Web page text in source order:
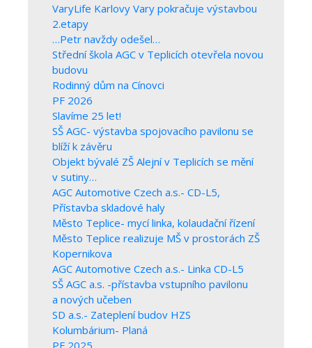
VaryLife Karlovy Vary pokračuje výstavbou
2.etapy
…Petr navždy odešel…
Střední škola AGC v Teplicích otevřela novou
budovu
Rodinný dům na Cínovci
PF 2026
Slavíme 25 let!
SŠ AGC- výstavba spojovacího pavilonu se
blíží k závěru
Objekt bývalé ZŠ Alejní v Teplicích se mění
v sutiny…
AGC Automotive Czech a.s.- CD-L5,
Přístavba skladové haly
Město Teplice- mycí linka, kolaudační řízení
Město Teplice realizuje MŠ v prostorách ZŠ
Kopernikova
AGC Automotive Czech a.s.- Linka CD-L5
SŠ AGC a.s. -přístavba vstupního pavilonu
a nových učeben
SD a.s.- Zateplení budov HZS
Kolumbárium- Planá
PF 2025